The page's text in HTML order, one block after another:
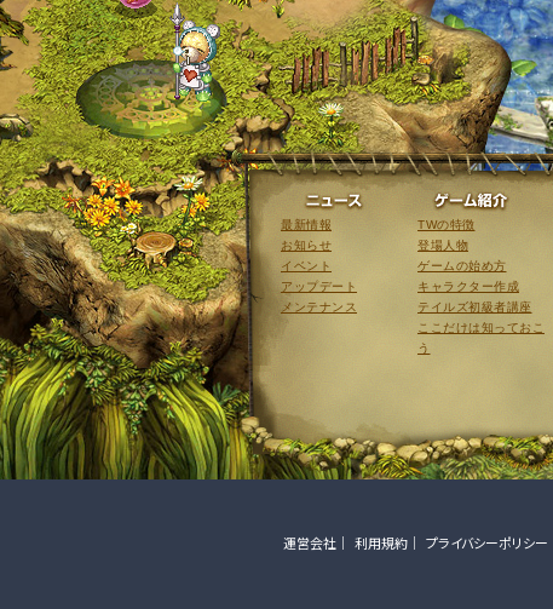
ニュース
最新情報
お知らせ
イベント
アップデート
メンテナンス
TWの特徴
登場人物
ゲームの始め方
キャラクター作成
テイルズ初級者講座
ここだけは知っておこ
う
運営会社 利用規約 プライバシーポリシー